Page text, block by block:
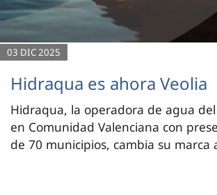
03 DIC 2025
Hidraqua es ahora Veolia
Hidraqua, la operadora de agua
en Comunidad Valenciana con
de 70 municipios, cambia su marca